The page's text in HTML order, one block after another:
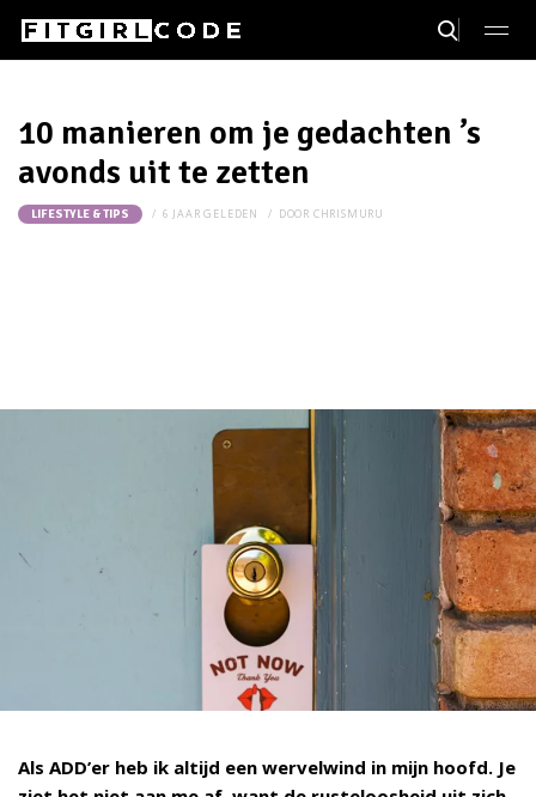
10 manieren om je gedachten ’s
avonds uit te zetten
LIFESTYLE & TIPS 6 JAAR GELEDEN DOOR CHRISMURU
Als ADD’er heb ik altijd een wervelwind in mijn hoofd. Je